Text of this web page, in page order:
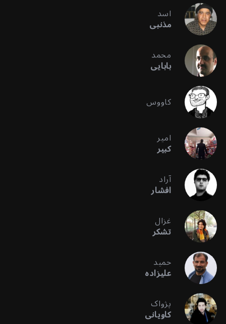
اسد
مذنبی
محمد
بابایی
کاووس
امیر
کبیر
آراد
افشار
غزال
تشکر
حمید
علیزاده
پژواک
کاویانی